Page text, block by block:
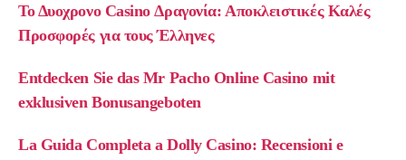
Το Δυοχρονο Casino Δραγονία: Αποκλειστικές Καλές
Προσφορές για τους Έλληνες
Entdecken Sie das Mr Pacho Online Casino mit
exklusiven Bonusangeboten
La Guida Completa a Dolly Casino: Recensioni e